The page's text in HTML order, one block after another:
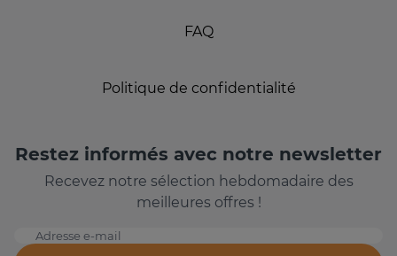
FAQ
Politique de confidentialité
Restez informés avec notre newsletter
Recevez notre sélection hebdomadaire des
meilleures offres !
Adresse e-mail